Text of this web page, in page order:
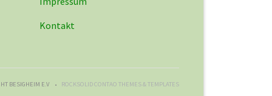
Kontakt
BESIGHEIM E.V ROCKSOLID CONTAO THEMES & TEMPLATES